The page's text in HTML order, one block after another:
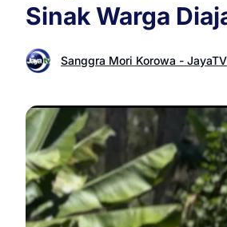
Sinak Warga
Sanggra Mori Korowa - JayaTV